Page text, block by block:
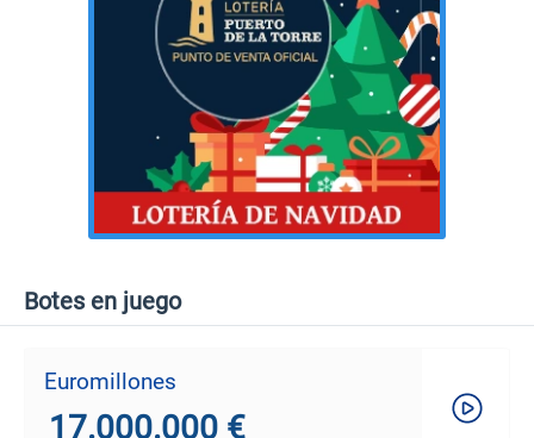
Botes en juego
Euromillones
17.000.000 €